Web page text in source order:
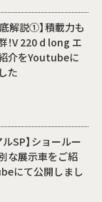
解説①】積載力も
！V 220 d long エ
介をYoutubeに
た
ルSP】ショールー
な展示車をご紹
にて公開しまし